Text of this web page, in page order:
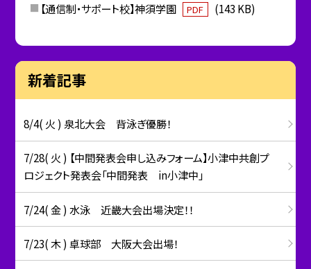
【通信制・サポート校】神須学園
PDF (143 KB)
新着記事
8/4( 火 ) 泉北大会 背泳ぎ優勝！
7/28( 火 ) 【中間発表会申し込みフォーム】小津中共創プ
ロジェクト発表会「中間発表 in小津中」
7/24( 金 ) 水泳 近畿大会出場決定！！
7/23( 木 ) 卓球部 大阪大会出場！